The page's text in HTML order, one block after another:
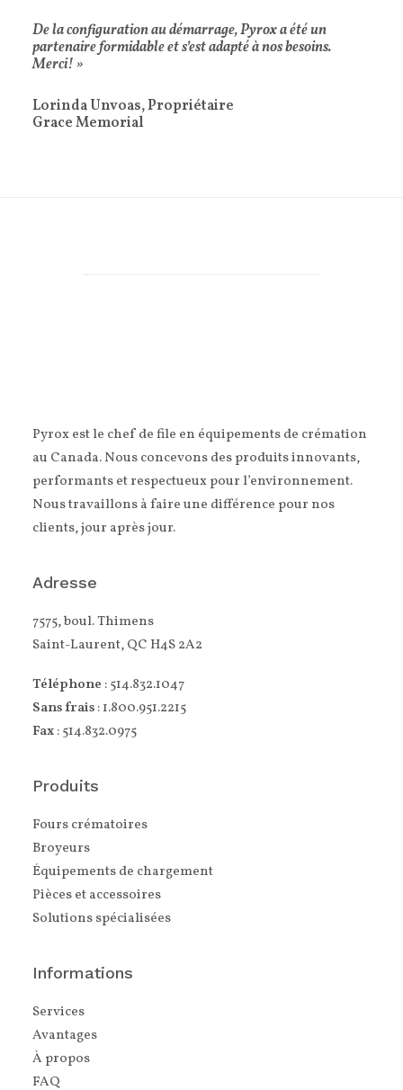
De la configuration au démarrage, Pyrox a été un
partenaire formidable et s’est adapté à nos besoins.
Merci! »
Lorinda Unvoas, Propriétaire
Grace Memorial
Pyrox est le chef de file en équipements de crémation
au Canada. Nous concevons des produits innovants,
performants et respectueux pour l’environnement.
Nous travaillons à faire une différence pour nos
clients, jour après jour.
Adresse
7575, boul. Thimens
Saint-Laurent, QC H4S 2A2
Téléphone : 514.832.1047
Sans frais: 1.800.951.2215
Fax: 514.832.0975
Produits
Fours crématoires
Broyeurs
Équipements de chargement
Pièces et accessoires
Solutions spécialisées
Informations
Services
Avantages
À propos
FAQ